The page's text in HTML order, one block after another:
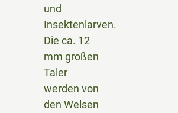
und
Insektenlarven.
Die ca. 12
mm großen
Taler
werden von
den Welsen